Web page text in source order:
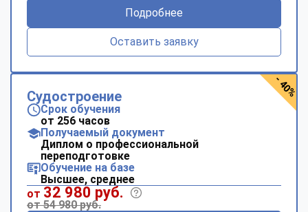
Подробнее
Оставить заявку
Судостроение
Срок обучения
от 256 часов
Получаемый документ
Диплом о профессиональной
переподготовке
Обучение на базе
Высшее, среднее
от 32 980 руб.
от 54 980 руб.
- 40%